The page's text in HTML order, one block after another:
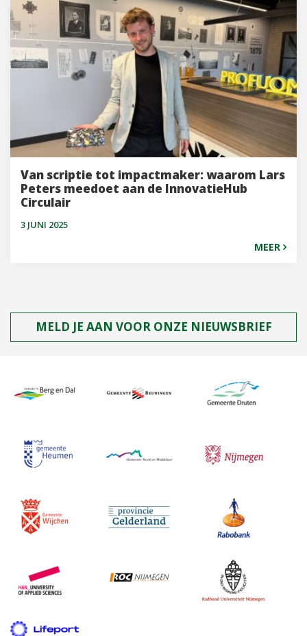
Van scriptie tot impactmaker: waarom Lars
Peters meedoet aan de InnovatieHub
Circulair
3 JUNI 2025
MEER
MELD JE AAN VOOR ONZE NIEUWSBRIEF